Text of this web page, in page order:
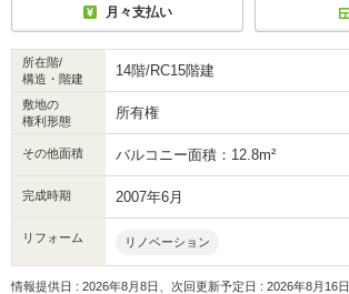
月々支払い
所在階/
構造・階建
14階/RC15階建
敷地の
権利形態
所有権
その他面積 バルコニー面積：12.8m²
完成時期 2007年6月
リフォーム リノベーション
情報提供日 : 2026年8月8日、次回更新予定日 : 2026年8月16日